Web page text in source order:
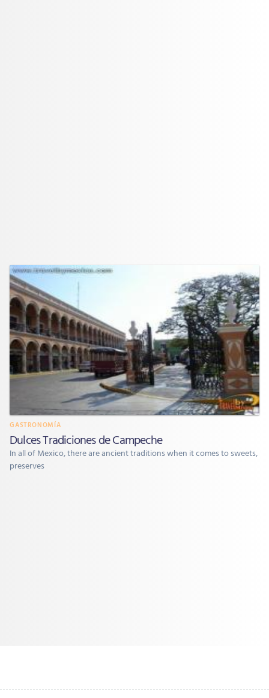
GASTRONOMÍA
Dulces Tradiciones de Campeche
In all of Mexico, there are ancient traditions when it comes to sweets,
preserves